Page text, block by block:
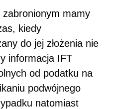
mamy
kiedy
do jej złożenia nie
informacja IFT
od podatku na
podwójnego
natomiast